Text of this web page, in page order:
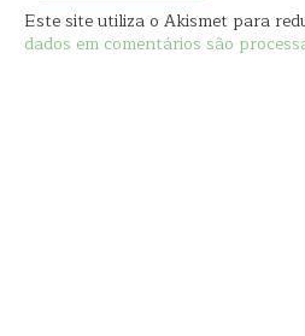
Este site utiliza o Akismet para
dados em comentários são